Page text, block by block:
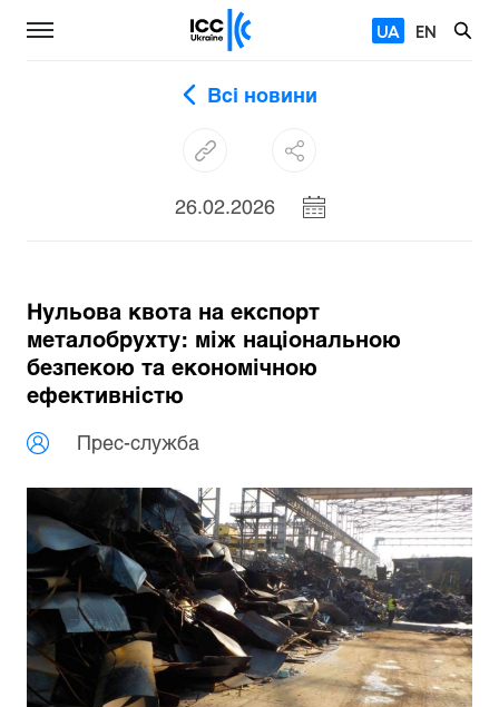
UA EN
Всі новини
26.02.2026
Нульова квота на експорт
металобрухту: між національною
безпекою та економічною
ефективністю
Прес-служба